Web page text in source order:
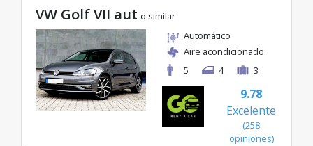
VW Golf VII aut o similar
Automático
Aire acondicionado
5
4 3
9.78
Excelente
(258
opiniones)